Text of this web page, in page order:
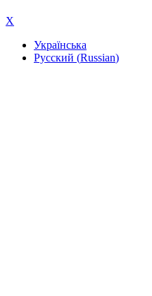
X
Українська
Русский (Russian)